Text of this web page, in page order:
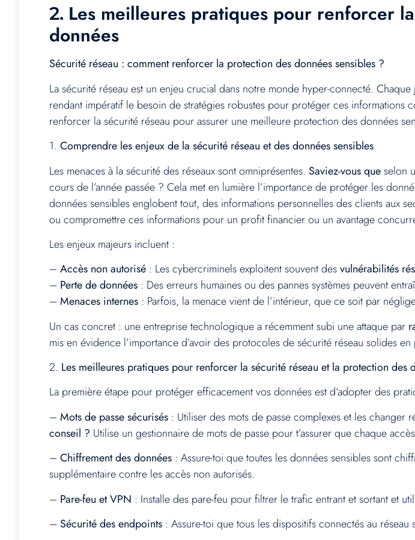
2. Les meilleures pratiques pour renforcer
données
Sécurité réseau : comment renforcer la protection des données sensibles ?
La sécurité réseau est un enjeu crucial dans notre monde hyper-connecté.
rendant impératif le besoin de stratégies robustes pour protéger ces informations
renforcer la sécurité réseau pour assurer une meilleure protection des données
1. Comprendre les enjeux de la sécurité réseau et des données sensibles
Les menaces à la sécurité des réseaux sont omniprésentes. Saviez-vous queselon
cours de l’année passée ? Cela met en lumière l’importance de protéger les
données sensibles englobent tout, des informations personnelles des clients aux
ou compromettre ces informations pour un profit financier ou un avantage
Les enjeux majeurs incluent :
– Accès non autorisé : Les cybercriminels exploitent souvent desvulnérabilités
– Perte de données : Des erreurs humaines ou des pannes systèmes peuvent
– Menaces internes : Parfois, la menace vient de l’intérieur, que ce soit par
Un cas concret : une entreprise technologique a récemment subi une attaque par
mis en évidence l’importance d’avoir des protocoles de sécurité réseau solides en
2. Les meilleures pratiques pour renforcer la sécurité réseau et la protection des
La première étape pour protéger efficacement vos données est d’adopter des
– Mots de passe sécurisés : Utiliser des mots de passe complexes et les changer
conseil ? Utilise un gestionnaire de mots de passe pour t’assurer que chaque
– Chiffrement des données : Assure-toi que toutes les données sensibles sont
supplémentaire contre les accès non autorisés.
– Pare-feu et VPN : Installe des pare-feu pour filtrer le trafic entrant et sortant et
– Sécurité des endpoints : Assure-toi que tous les dispositifs connectés au